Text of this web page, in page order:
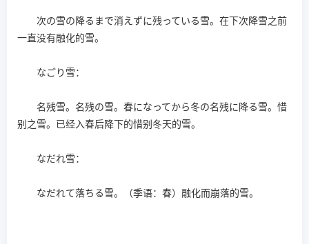
次の雪の降るまで消えずに残っている雪。在下次降雪之前
一直没有融化的雪。
なごり雪：
名残雪。名残の雪。春になってから冬の名残に降る雪。惜
别之雪。已经入春后降下的惜别冬天的雪。
なだれ雪：
なだれて落ちる雪。（季语：春）融化而崩落的雪。